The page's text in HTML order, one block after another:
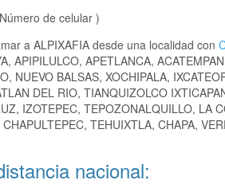
de celular )
a ALPIXAFIA desde una localidad con
APIPILULCO, APETLANCA,
NUEVO BALSAS, XOCHIPALA,
DEL RIO, TIANQUIZOLCO
IZOTEPEC, TEPOZONALQUILLO, LA
TEHUIXTLA, CHAPA,
nacional: